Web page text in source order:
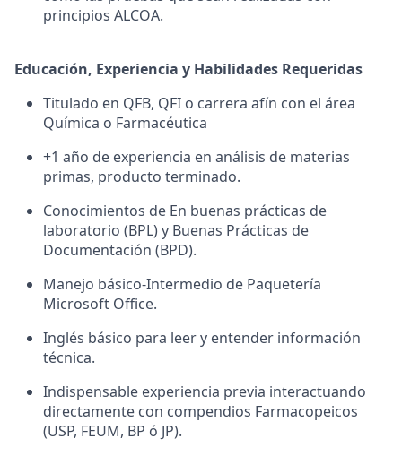
principios ALCOA.
Educación, Experiencia y Habilidades Requeridas
Titulado en QFB, QFI o carrera afín con el área
Química o Farmacéutica
+1 año de experiencia en análisis de materias
primas, producto terminado.
Conocimientos de En buenas prácticas de
laboratorio (BPL) y Buenas Prácticas de
Documentación (BPD).
Manejo básico-Intermedio de Paquetería
Microsoft Office.
Inglés básico para leer y entender información
técnica.
Indispensable experiencia previa interactuando
directamente con compendios Farmacopeicos
(USP, FEUM, BP ó JP).